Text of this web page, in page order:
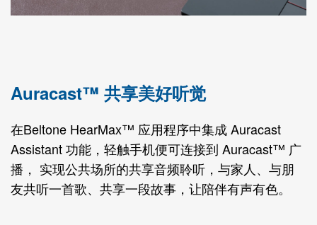
Auracast™ 共享美好听觉
在Beltone HearMax™ 应用程序中集成 Auracast
Assistant 功能，轻触手机便可连接到 Auracast™ 广
播， 实现公共场所的共享音频聆听，与家人、与朋
友共听一首歌、共享一段故事，让陪伴有声有色。